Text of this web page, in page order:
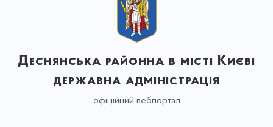
Деснянська районна в місті Києві
державна адміністрація
офіційний вебпортал